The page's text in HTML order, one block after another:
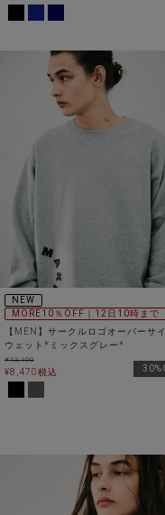
NEW
MORE10％OFF｜12日10時まで
【MEN】サークルロゴオーバーサ
ウェット*ミックスグレー*
¥12,100
¥8,470税込